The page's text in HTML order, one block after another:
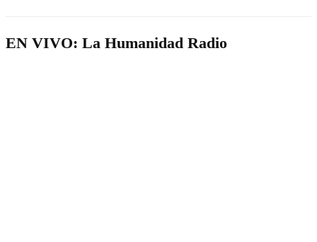
EN VIVO: La Humanidad Radio